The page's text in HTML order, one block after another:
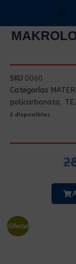
SKU 0060
Categorías
policarbonato,
2 disponibles
¡Oferta!